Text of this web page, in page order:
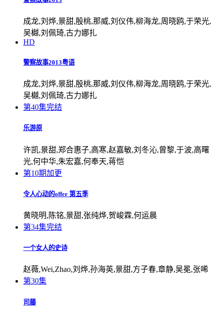
成龙,刘烨,景甜,殷桃,那威,刘仪伟,柳海龙,周晓鸥,于荣光,
吴樾,刘佩琦,古力娜扎
HD
警察故事2013粤语
成龙,刘烨,景甜,殷桃,那威,刘仪伟,柳海龙,周晓鸥,于荣光,
吴樾,刘佩琦,古力娜扎
第40集完结
乐游原
许凯,景甜,郑合惠子,高寒,赵嘉敏,刘冬沁,曾黎,于波,高曙
光,何中华,朱宏嘉,何奉天,蒋恺
第10期加更
令人心动的offer 第五季
黄晓明,陈铭,景甜,张纯烨,贺峻霖,何运晨
第34集完结
一个女人的史诗
赵薇,Wei,Zhao,刘烨,孙海英,景甜,方子春,章静,吴冕,张唏
第30集
司藤